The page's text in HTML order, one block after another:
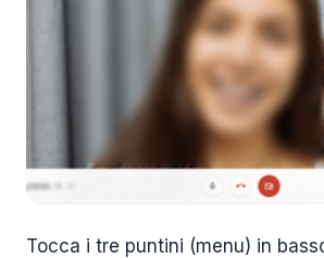
Tocca i tre puntini (menu) in